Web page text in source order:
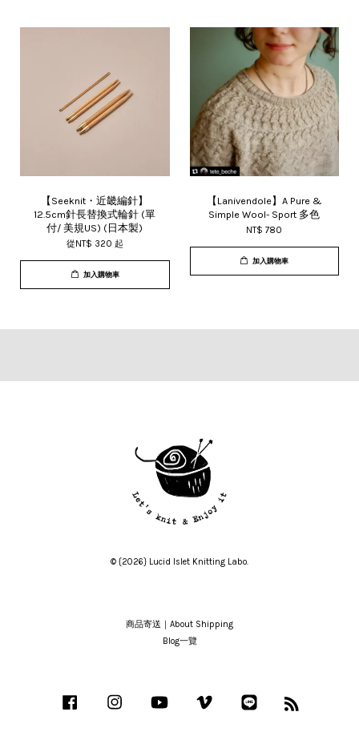
【Seeknit・近畿編針】
12.5cm針長替換式輪針 (單
付/ 美規US) (日本製)
從 NT$ 320 起
加入購物車
【Lanivendole】A Pure &
Simple Wool- Sport 多色
NT$ 780
加入購物車
© {2026} Lucid Islet Knitting Labo.
商品寄送｜About Shipping
Blog一覽
Facebook Instagram YouTube